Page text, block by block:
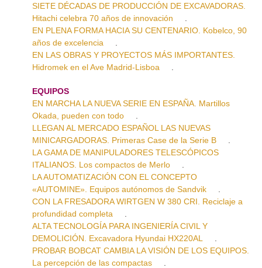
SIETE DÉCADAS DE PRODUCCIÓN DE EXCAVADORAS.
Hitachi celebra 70 años de innovación
EN PLENA FORMA HACIA SU CENTENARIO. Kobelco, 90
años de excelencia
EN LAS OBRAS Y PROYECTOS MÁS IMPORTANTES.
Hidromek en el Ave Madrid-Lisboa
EQUIPOS
EN MARCHA LA NUEVA SERIE EN ESPAÑA. Martillos
Okada, pueden con todo
LLEGAN AL MERCADO ESPAÑOL LAS NUEVAS
MINICARGADORAS. Primeras Case de la Serie B
LA GAMA DE MANIPULADORES TELESCÓPICOS
ITALIANOS. Los compactos de Merlo
LA AUTOMATIZACIÓN CON EL CONCEPTO
«AUTOMINE». Equipos autónomos de Sandvik
CON LA FRESADORA WIRTGEN W 380 CRI. Reciclaje a
profundidad completa
ALTA TECNOLOGÍA PARA INGENIERÍA CIVIL Y
DEMOLICIÓN. Excavadora Hyundai HX220AL
PROBAR BOBCAT CAMBIA LA VISIÓN DE LOS EQUIPOS.
La percepción de las compactas